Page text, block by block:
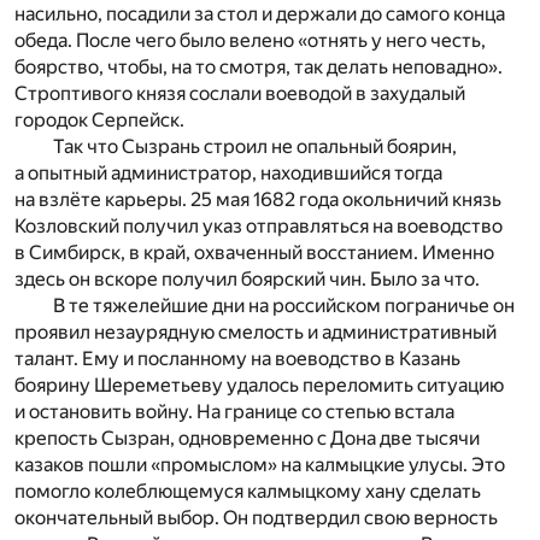
насильно, посадили за стол и держали до самого конца
обеда. После чего было велено «отнять у него честь,
боярство, чтобы, на то смотря, так делать неповадно».
Строптивого князя сослали воеводой в захудалый
городок Серпейск.
Так что Сызрань строил не опальный боярин,
а опытный администратор, находившийся тогда
на взлёте карьеры. 25 мая 1682 года окольничий князь
Козловский получил указ отправляться на воеводство
в Симбирск, в край, охваченный восстанием. Именно
здесь он вскоре получил боярский чин. Было за что.
В те тяжелейшие дни на российском пограничье он
проявил незаурядную смелость и административный
талант. Ему и посланному на воеводство в Казань
боярину Шереметьеву удалось переломить ситуацию
и остановить войну. На границе со степью встала
крепость Сызран, одновременно с Дона две тысячи
казаков пошли «промыслом» на калмыцкие улусы. Это
помогло колеблющемуся калмыцкому хану сделать
окончательный выбор. Он подтвердил свою верность